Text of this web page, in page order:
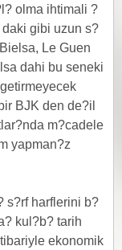
olma ihtimali ?
gibi uzun s?
Le Guen
dahi bu seneki
BJK den de?il
m?cadele
yapman?z
s?rf harflerini b?
kul?b? tarih
ekonomik